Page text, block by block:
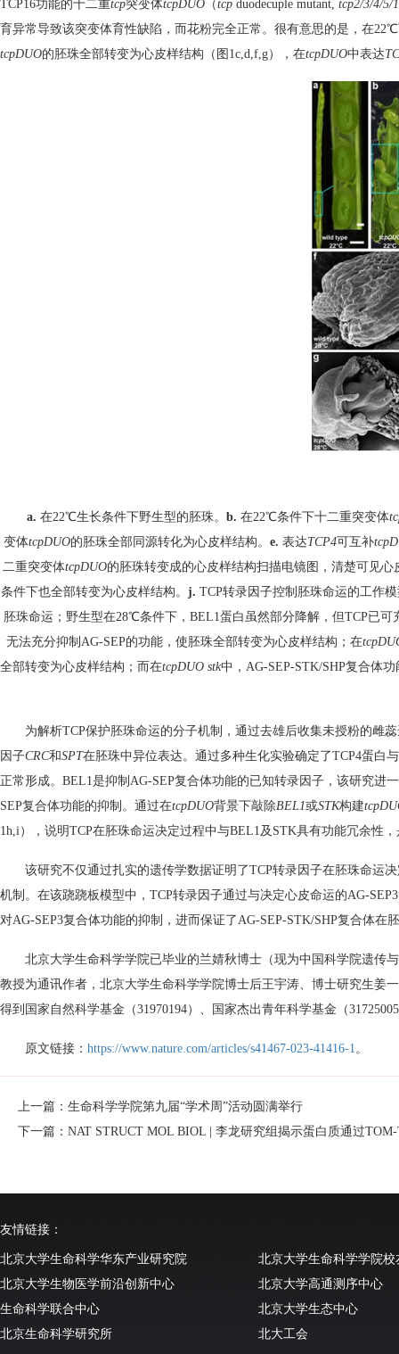
TCP16功能的十二重tcp突变体tcpDUO （tcp duodecuple mutant, tcp2/3/4/5/
育异常导致该突变体育性缺陷，而花粉完全正常。很有意思的是，在
tcpDUO的胚珠全部转变为心皮样结构（图1c,d,f,g），在tcpDUO中表达
a. 在22℃生长条件下野生型的胚珠。 b. 在22℃条件下十二重突变体
变体tcpDUO的胚珠全部同源转化为心皮样结构。 e. 表达TCP4可互补
二重突变体tcpDUO的胚珠转变成的心皮样结构扫描电镜图，清楚可见心
条件下也全部转变为心皮样结构。 j. TCP转录因子控制胚珠命运的工作
胚珠命运；野生型在28℃条件下，BEL1蛋白虽然部分降解，但TCP已
无法充分抑制AG-SEP的功能，使胚珠全部转变为心皮样结构；在
全部转变为心皮样结构；而在tcpDUO stk中，AG-SEP-STK/SHP复合体
为解析TCP保护胚珠命运的分子机制，通过去雄后收集未授粉的雌
因子CRC和SPT在胚珠中异位表达。通过多种生化实验确定了TCP4蛋白
正常形成。BEL1是抑制AG-SEP复合体功能的已知转录因子，该研究进
SEP复合体功能的抑制。通过在tcpDUO背景下敲除BEL1或STK构建
1h,i），说明TCP在胚珠命运决定过程中与BEL1及STK具有功能冗余性
该研究不仅通过扎实的遗传学数据证明了TCP转录因子在胚珠命运
机制。在该跷跷板模型中，TCP转录因子通过与决定心皮命运的AG-
对AG-SEP3复合体功能的抑制，进而保证了AG-SEP-STK/SHP复合体
北京大学生命科学学院已毕业的兰婧秋博士（现为中国科学院遗传
教授为通讯作者，北京大学生命科学学院博士后王宇涛、博士研究生姜
得到国家自然科学基金（31970194）、国家杰出青年科学基金（
原文链接： https://www.nature.com/articles/s41467-023-41416-1。
上一篇：生命科学学院第九届“学术周”活动圆满举行
下一篇：NAT STRUCT MOL BIOL | 李龙研究组揭示蛋白质通过
友情链接：
北京大学生命科学华东产业研究院
北京大学生命科学学院校
北京大学生物医学前沿创新中心
北京大学高通测序中心
生命科学联合中心
北京大学生态中心
北京生命科学研究所
北大工会